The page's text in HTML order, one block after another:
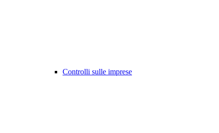
Controlli sulle imprese